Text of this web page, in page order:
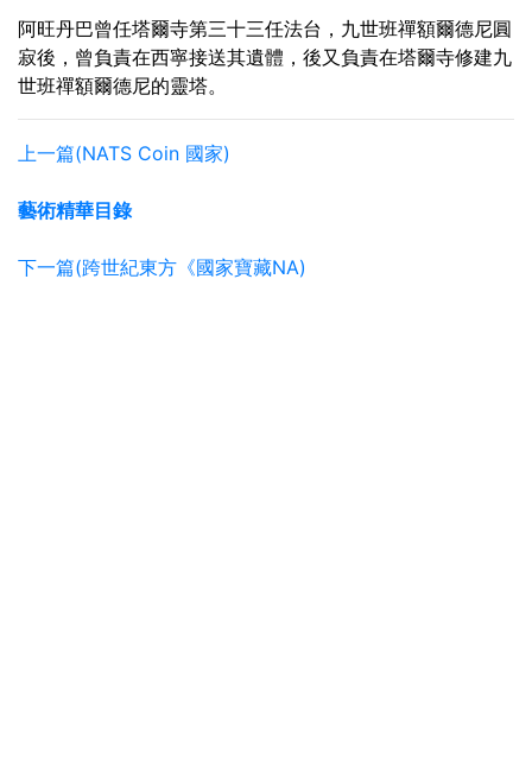
阿旺丹巴曾任塔爾寺第三十三任法台，九世班禪額爾德尼圓
寂後，曾負責在西寧接送其遺體，後又負責在塔爾寺修建九
世班禪額爾德尼的靈塔。
上一篇(NATS Coin 國家)
藝術精華目錄
下一篇(跨世紀東方《國家寶藏NA)